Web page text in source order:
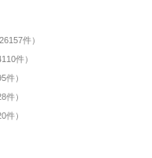
件）
件）
）
）
）